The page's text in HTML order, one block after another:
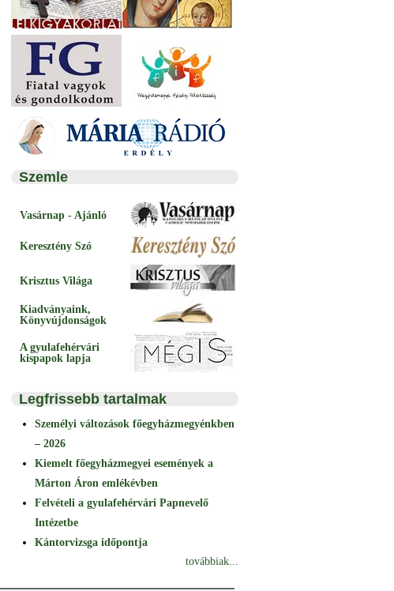
Szemle
Vasárnap - Ajánló
Keresztény Szó
Krisztus Világa
Kiadványaink,
Könyvújdonságok
A gyulafehérvári
kispapok lapja
Legfrissebb tartalmak
Személyi változások főegyházmegyénkben
– 2026
Kiemelt főegyházmegyei események a
Márton Áron emlékévben
Felvételi a gyulafehérvári Papnevelő
Intézetbe
Kántorvizsga időpontja
továbbiak...